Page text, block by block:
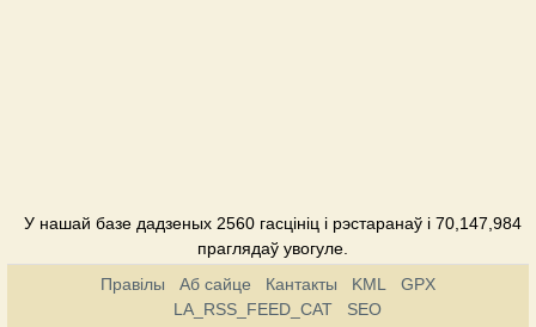
аспиранта
У нашай базе дадзеных 2560 гасцініц і рэстаранаў і 70,147,984
праглядаў увогуле.
Правілы
Аб сайце Кантакты KML
GPX
LA_RSS_FEED_CAT
SEO